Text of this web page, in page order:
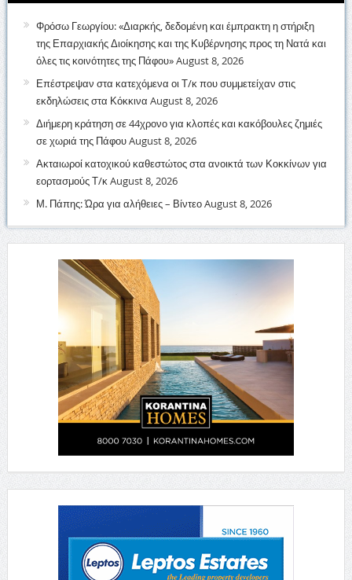
Φρόσω Γεωργίου: «Διαρκής, δεδομένη και έμπρακτη η στήριξη
της Επαρχιακής Διοίκησης και της Κυβέρνησης προς τη Νατά και
όλες τις κοινότητες της Πάφου»August 8, 2026
Επέστρεψαν στα κατεχόμενα οι Τ/κ που συμμετείχαν στις
εκδηλώσεις στα Κόκκινα August 8, 2026
Διήμερη κράτηση σε 44χρονο για κλοπές και κακόβουλες ζημιές
σε χωριά της ΠάφουAugust 8, 2026
Ακταιωροί κατοχικού καθεστώτος στα ανοικτά των Κοκκίνων για
εορτασμούς Τ/κAugust 8, 2026
Μ. Πάπης: Ώρα για αλήθειες – ΒίντεοAugust 8, 2026